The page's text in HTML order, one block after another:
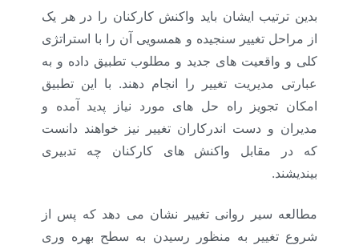
بدین ترتیب ایشان باید واکنش کارکنان را در هر یک
از مراحل تغییر سنجیده و همسویی آن را با استراتژی
کلی و واقعیت های جدید و مطلوب تطبیق داده و به
عبارتی مدیریت تغییر را انجام دهند. با این تطبیق
امکان تجویز راه حل های مورد نیاز پدید آمده و
مدیران و دست اندرکاران تغییر نیز خواهند دانست
که در مقابل واکنش های کارکنان چه تدبیری
بیندیشند.
مطالعه سیر روانی تغییر نشان می دهد که پس از
شروع تغییر به منظور رسیدن به سطح بهره وری